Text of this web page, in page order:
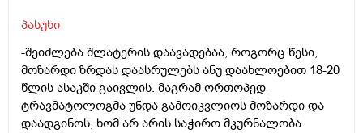
პასუხი
-შეიძლება შლატერის დაავადებაა, როგორც წესი,
მოზარდი ზრდას დაასრულებს ანუ დაახლოებით 18-20
წლის ასაკში გაივლის. მაგრამ ორთოპედ-
ტრავმატოლოგმა უნდა გამოიკვლიოს მოზარდი და
დაადგინოს, ხომ არ არის საჭირო მკურნალობა.